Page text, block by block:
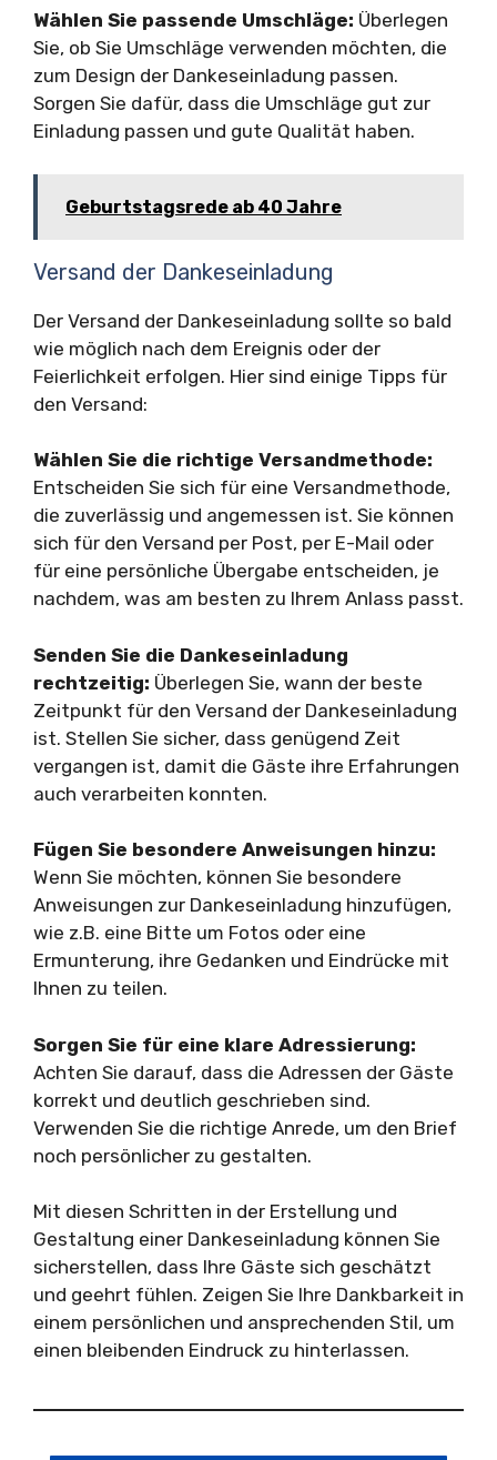
Wählen Sie passende Umschläge: Überlegen
Sie, ob Sie Umschläge verwenden möchten, die
zum Design der Dankeseinladung passen.
Sorgen Sie dafür, dass die Umschläge gut zur
Einladung passen und gute Qualität haben.
Geburtstagsrede ab 40 Jahre
Versand der Dankeseinladung
Der Versand der Dankeseinladung sollte so bald
wie möglich nach dem Ereignis oder der
Feierlichkeit erfolgen. Hier sind einige Tipps für
den Versand:
Wählen Sie die richtige Versandmethode:
Entscheiden Sie sich für eine Versandmethode,
die zuverlässig und angemessen ist. Sie können
sich für den Versand per Post, per E-Mail oder
für eine persönliche Übergabe entscheiden, je
nachdem, was am besten zu Ihrem Anlass passt.
Senden Sie die Dankeseinladung
rechtzeitig: Überlegen Sie, wann der beste
Zeitpunkt für den Versand der Dankeseinladung
ist. Stellen Sie sicher, dass genügend Zeit
vergangen ist, damit die Gäste ihre Erfahrungen
auch verarbeiten konnten.
Fügen Sie besondere Anweisungen hinzu:
Wenn Sie möchten, können Sie besondere
Anweisungen zur Dankeseinladung hinzufügen,
wie z.B. eine Bitte um Fotos oder eine
Ermunterung, ihre Gedanken und Eindrücke mit
Ihnen zu teilen.
Sorgen Sie für eine klare Adressierung:
Achten Sie darauf, dass die Adressen der Gäste
korrekt und deutlich geschrieben sind.
Verwenden Sie die richtige Anrede, um den Brief
noch persönlicher zu gestalten.
Mit diesen Schritten in der Erstellung und
Gestaltung einer Dankeseinladung können Sie
sicherstellen, dass Ihre Gäste sich geschätzt
und geehrt fühlen. Zeigen Sie Ihre Dankbarkeit in
einem persönlichen und ansprechenden Stil, um
einen bleibenden Eindruck zu hinterlassen.